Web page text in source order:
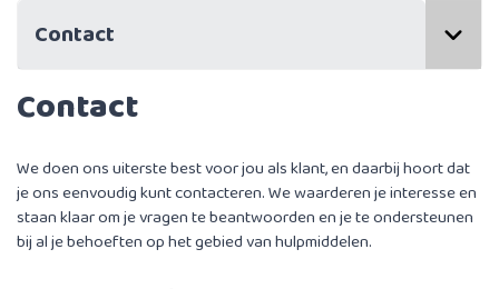
Contact
Contact
We doen ons uiterste best voor jou als klant, en daarbij hoort dat
je ons eenvoudig kunt contacteren. We waarderen je interesse en
staan klaar om je vragen te beantwoorden en je te ondersteunen
bij al je behoeften op het gebied van hulpmiddelen.